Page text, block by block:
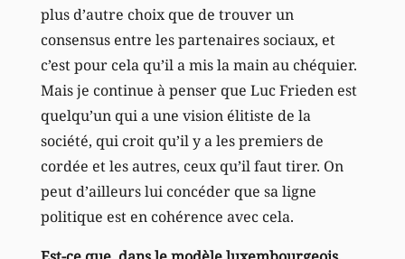
plus d’autre choix que de trouver un
consensus entre les partenaires sociaux, et
c’est pour cela qu’il a mis la main au chéquier.
Mais je continue à penser que Luc Frieden est
quelqu’un qui a une vision élitiste de la
société, qui croit qu’il y a les premiers de
cordée et les autres, ceux qu’il faut tirer. On
peut d’ailleurs lui concéder que sa ligne
politique est en cohérence avec cela.